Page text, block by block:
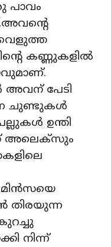
പാവം
വെളുത്ത
കണ്ണുകളിൽ
പേടി
ചുണ്ടുകൾ
ഉന്തി
അലെക്സും
മിൻസയെ
നിന്ന്